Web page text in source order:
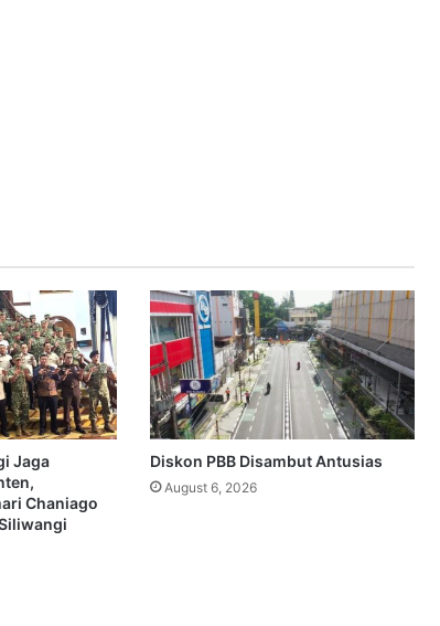
Jaga
Chaniago
Diskon PBB Disambut Antusias
August 6, 2026